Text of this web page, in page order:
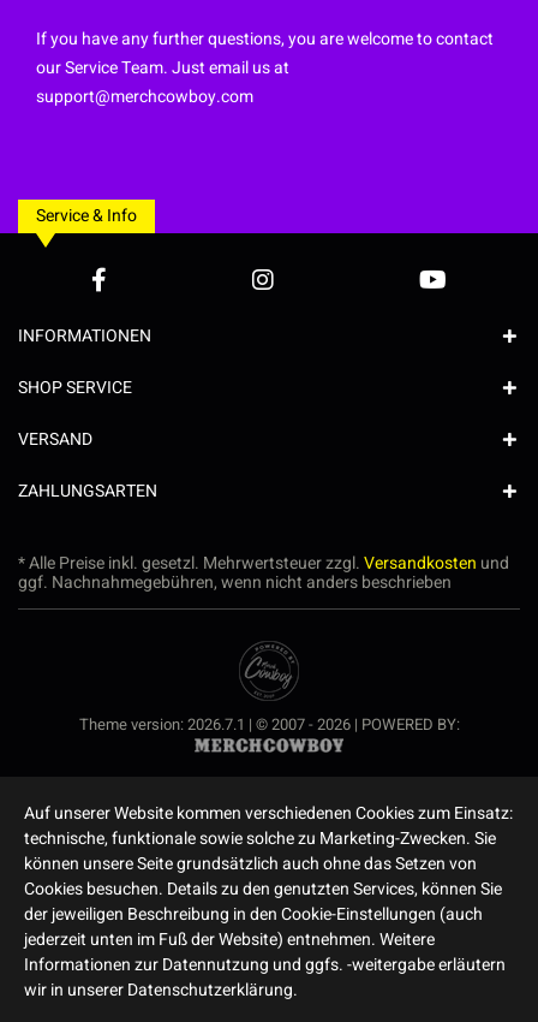
If you have any further questions, you are welcome to contact
our Service Team. Just email us at
support@merchcowboy.com
Service & Info
INFORMATIONEN
SHOP SERVICE
VERSAND
ZAHLUNGSARTEN
* Alle Preise inkl. gesetzl. Mehrwertsteuer zzgl.Versandkosten und
ggf. Nachnahmegebühren, wenn nicht anders beschrieben
Theme version: 2026.7.1 | © 2007 - 2026 | POWERED BY:
Auf unserer Website kommen verschiedenen Cookies zum Einsatz:
technische, funktionale sowie solche zu Marketing-Zwecken. Sie
können unsere Seite grundsätzlich auch ohne das Setzen von
Cookies besuchen. Details zu den genutzten Services, können Sie
der jeweiligen Beschreibung in den Cookie-Einstellungen (auch
jederzeit unten im Fuß der Website) entnehmen. Weitere
Informationen zur Datennutzung und ggfs. -weitergabe erläutern
wir in unserer Datenschutzerklärung.